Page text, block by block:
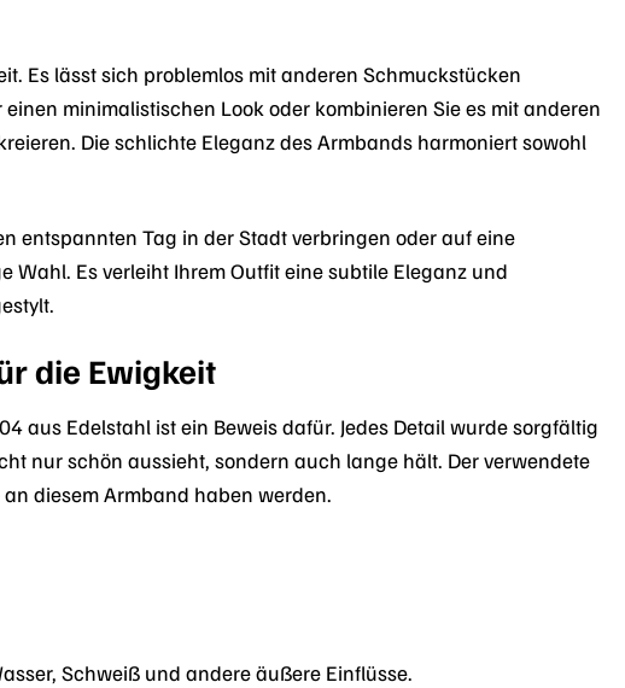
Es lässt sich problemlos mit anderen Schmuckstücken
minimalistischen Look oder kombinieren Sie es mit anderen
Die schlichte Eleganz des Armbands harmoniert sowohl
entspannten Tag in der Stadt verbringen oder auf eine
Es verleiht Ihrem Outfit eine subtile Eleganz und
die Ewigkeit
aus Edelstahl ist ein Beweis dafür. Jedes Detail wurde sorgfältig
nur schön aussieht, sondern auch lange hält. Der verwendete
diesem Armband haben werden.
Schweiß und andere äußere Einflüsse.